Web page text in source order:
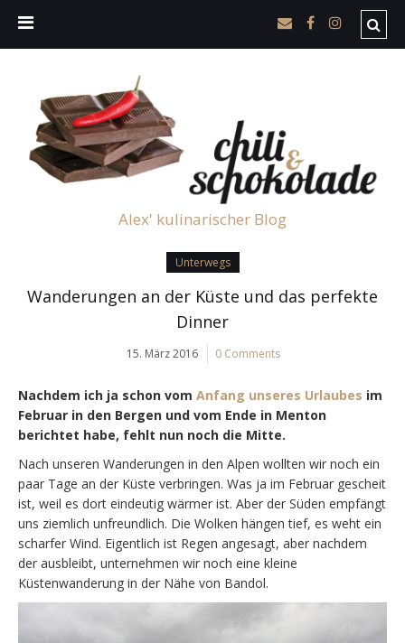
Alex' kulinarischer Blog
Unterwegs
Wanderungen an der Küste und das perfekte
Dinner
15. März 2016 0 Comments
Nachdem ich ja schon vom Anfang unseres Urlaubes im
Februar in den Bergen und vom Ende in Menton
berichtet habe, fehlt nun noch die Mitte.
Nach unseren Wanderungen in den Alpen wollten wir noch ein
paar Tage an der Küste verbringen. Was ja im Februar gescheit
ist, weil es dort eindeutig wärmer ist. Aber der Süden empfängt
uns ziemlich unfreundlich. Die Wolken hängen tief, es weht ein
scharfer Wind. Eigentlich ist Regen angesagt, aber nachdem
der ausbleibt, unternehmen wir noch eine kleine
Küstenwanderung in der Nähe von Bandol.